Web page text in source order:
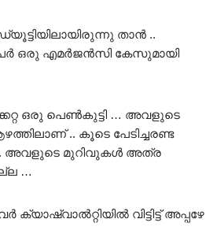
താൻ ..
ഒരു എമർജൻസി കേസുമായി
ഒരു പെൺകുട്ടി … അവളുടെ
.. കൂടെ പേടിച്ചരണ്ട
അവളുടെ മുറിവുകൾ അത്ര
…
വിട്ടിട്ട് അപ്പഴേ